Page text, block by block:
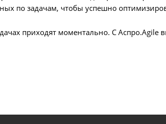
по задачам, чтобы успешно
приходят моментально. С